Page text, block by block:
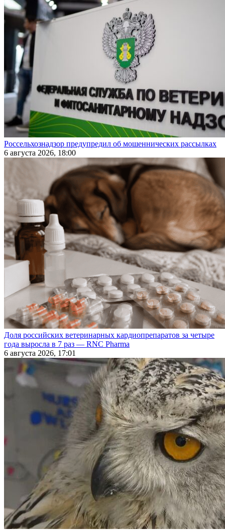
Россельхознадзор предупредил об мошеннических рассылках
6 августа 2026, 18:00
Доля российских ветеринарных кардиопрепаратов за четыре
года выросла в 7 раз — RNC Pharma
6 августа 2026, 17:01